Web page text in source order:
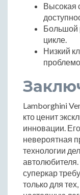
Высокая
Большой
цикле.
Низкий
Lamborghini
кто ценит
инновации.
невероятная
технологии
автолюбителя.
суперкар
только для